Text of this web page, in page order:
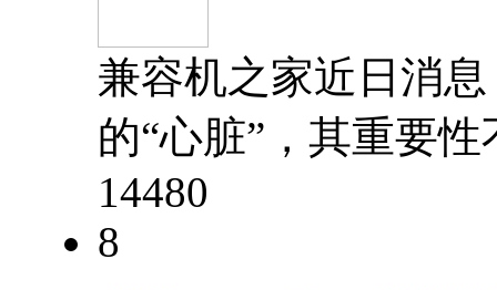
兼容机之家近日消
的“心脏”，其重要
14480
8